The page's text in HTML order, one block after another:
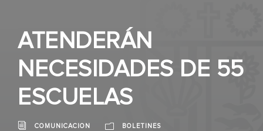
ATENDERÁN
NECESIDADES DE 55
ESCUELAS
COMUNICACION BOLETINES